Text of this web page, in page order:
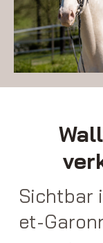
Sichtbar
et-